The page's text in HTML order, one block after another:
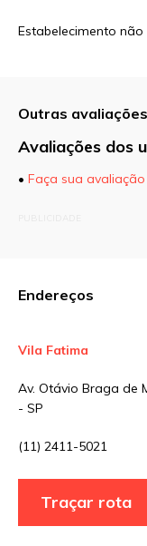
Estabelecimento
Outras avaliações
Avaliações dos
• Faça sua avaliação
E-mail *
Site
Endereços
Vila Fatima
Av. Otávio Braga de
- SP
(11) 2411-5021
Traçar rota